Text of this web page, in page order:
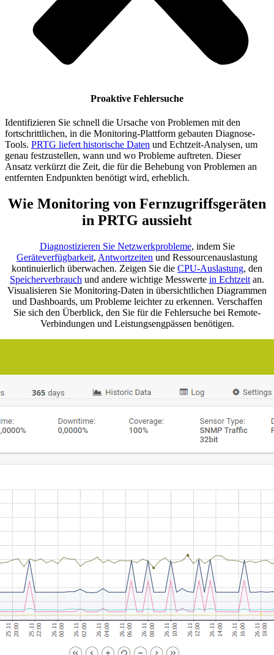
Proaktive Fehlersuche
Identifizieren Sie schnell die Ursache von Problemen mit den
fortschrittlichen, in die Monitoring-Plattform gebauten Diagnose-
Tools. PRTG liefert historische Daten und Echtzeit-Analysen, um
genau festzustellen, wann und wo Probleme auftreten. Dieser
Ansatz verkürzt die Zeit, die für die Behebung von Problemen an
entfernten Endpunkten benötigt wird, erheblich.
Wie Monitoring von Fernzugriffsgeräten
in PRTG aussieht
Diagnostizieren Sie Netzwerkprobleme, indem Sie
Geräteverfügbarkeit, Antwortzeiten und Ressourcenauslastung
kontinuierlich überwachen. Zeigen Sie die CPU-Auslastung, den
Speicherverbrauch und andere wichtige Messwerte in Echtzeit an.
Visualisieren Sie Monitoring-Daten in übersichtlichen Diagrammen
und Dashboards, um Probleme leichter zu erkennen. Verschaffen
Sie sich den Überblick, den Sie für die Fehlersuche bei Remote-
Verbindungen und Leistungsengpässen benötigen.